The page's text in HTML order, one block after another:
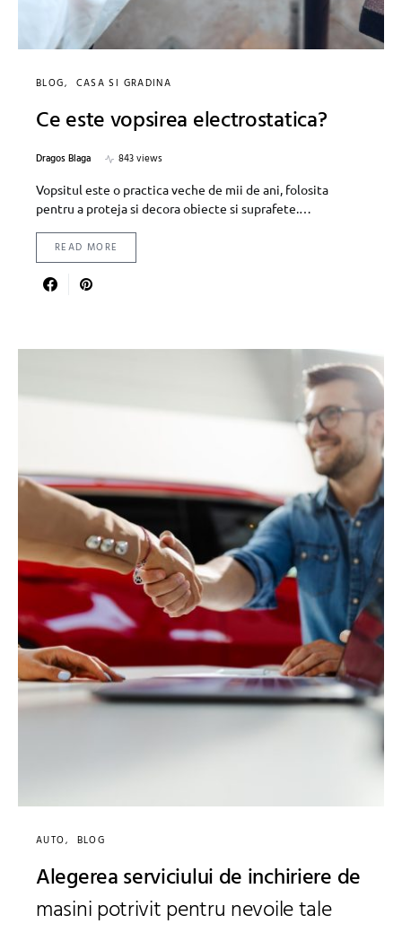
BLOG CASA SI GRADINA
Ce este vopsirea electrostatica?
Dragos Blaga
843 views
Vopsitul este o practica veche de mii de ani, folosita
pentru a proteja si decora obiecte si suprafete.…
READ MORE
AUTO BLOG
Alegerea serviciului de inchiriere de
masini potrivit pentru nevoile tale